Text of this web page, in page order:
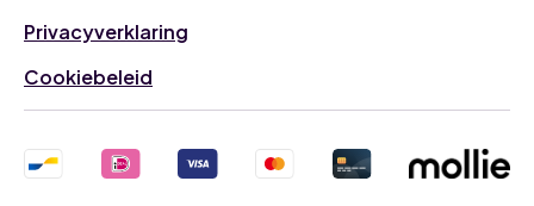
Privacyverklaring
Cookiebeleid